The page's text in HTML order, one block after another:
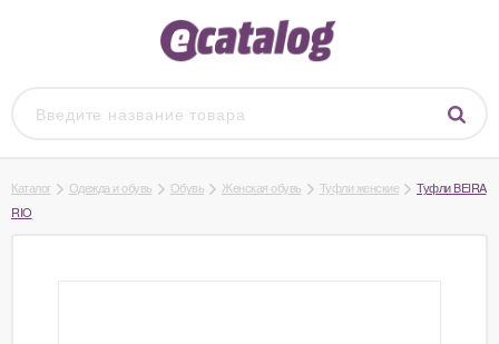
Каталог Одежда и обувь Обувь Женская обувь Туфли женские
Туфли BEIRA
RIO